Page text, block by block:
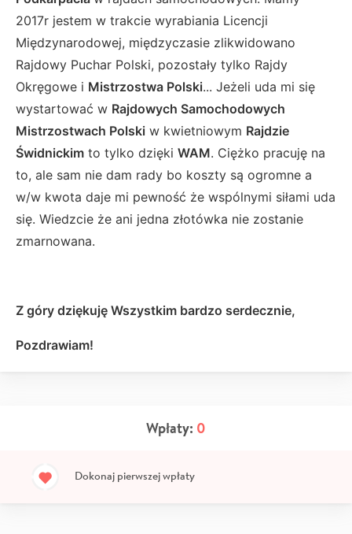
2017r jestem w trakcie wyrabiania Licencji
Międzynarodowej, międzyczasie zlikwidowano
Rajdowy Puchar Polski, pozostały tylko Rajdy
Okręgowe i Mistrzostwa Polski... Jeżeli uda mi się
wystartować w Rajdowych Samochodowych
Mistrzostwach Polski w kwietniowym Rajdzie
Świdnickim to tylko dzięki WAM. Ciężko pracuję na
to, ale sam nie dam rady bo koszty są ogromne a
w/w kwota daje mi pewność że wspólnymi siłami uda
się. Wiedzcie że ani jedna złotówka nie zostanie
zmarnowana.
Z góry dziękuję Wszystkim bardzo serdecznie,
Pozdrawiam!
Wpłaty: 0
Dokonaj pierwszej wpłaty